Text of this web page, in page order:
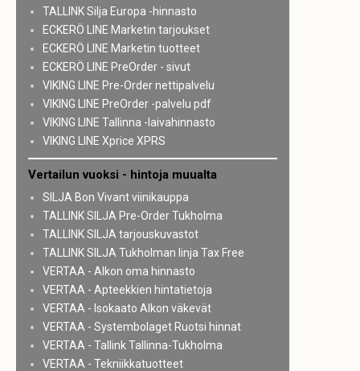
TALLINK Silja Europa -hinnasto
ECKERÖ LINE Marketin tarjoukset
ECKERÖ LINE Marketin tuotteet
ECKERÖ LINE PreOrder - sivut
VIKING LINE Pre-Order nettipalvelu
VIKING LINE PreOrder -palvelu pdf
VIKING LINE Tallinna -laivahinnasto
VIKING LINE Xprice XPRS
Vertailun vuoksi - hintoja muualta
SILJA Bon Vivant viinikauppa
TALLINK SILJA Pre-Order Tukholma
TALLINK SILJA tarjouskuvastot
TALLINK SILJA Tukholman linja Tax Free
VERTAA - Alkon oma hinnasto
VERTAA - Apteekkien hintatietoja
VERTAA - Isokaato Alkon väkevät
VERTAA - Systembolaget Ruotsi hinnat
VERTAA - Tallink Tallinna-Tukholma
VERTAA - Tekniikkatuotteet